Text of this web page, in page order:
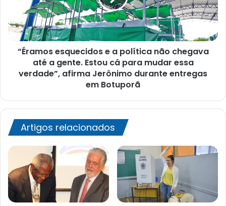
chegava
até
gente.
essa
afirma
Jerônimo
durante
entregas
Botuporã
“Éramos esquecidos e a política não chegava
até a gente. Estou cá para mudar essa
verdade”, afirma Jerônimo durante entregas
em Botuporã
Artigos relacionados